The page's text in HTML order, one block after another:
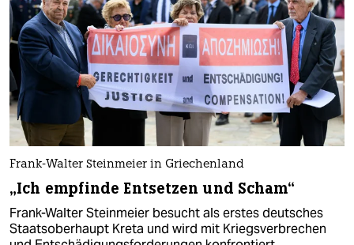
Frank-Walter Steinmeier in Griechenland
„Ich empfinde Entsetzen und Scham“
Frank-Walter Steinmeier besucht als erstes deutsches
Staatsoberhaupt Kreta und wird mit Kriegsverbrechen